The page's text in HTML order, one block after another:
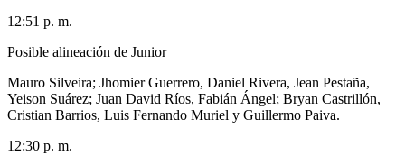
12:51 p. m.
Posible alineación de Junior
Mauro Silveira; Jhomier Guerrero, Daniel Rivera, Jean Pestaña,
Yeison Suárez; Juan David Ríos, Fabián Ángel; Bryan Castrillón,
Cristian Barrios, Luis Fernando Muriel y Guillermo Paiva.
12:30 p. m.